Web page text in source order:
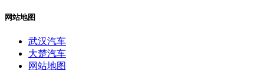
网站地图
武汉汽车
大楚汽车
网站地图